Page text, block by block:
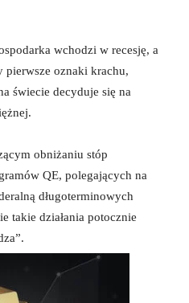
wchodzi w recesję, a
pierwsze oznaki krachu,
świecie decyduje się na
obniżaniu stóp
QE, polegających na
długoterminowych
takie działania potocznie